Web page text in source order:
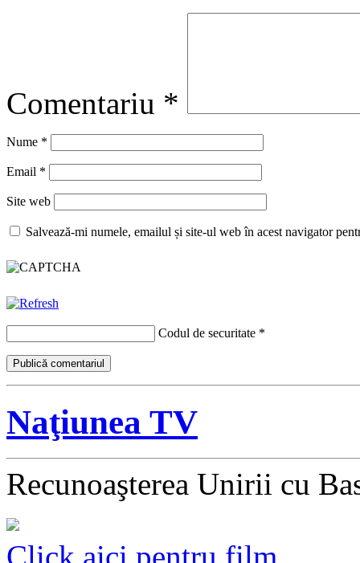
Comentariu *
Nume *
Email *
Site web
Salvează-mi numele, emailul și site-ul web în acest navigator
Codul de securitate *
Naţiunea TV
Recunoaşterea Unirii cu
Click aici pentru film